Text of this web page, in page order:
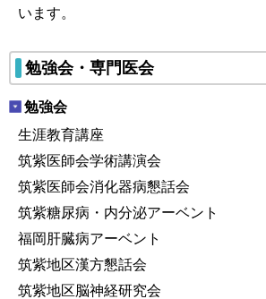
います。
勉強会・専門医会
勉強会
生涯教育講座
筑紫医師会学術講演会
筑紫医師会消化器病懇話会
筑紫糖尿病・内分泌アーベント
福岡肝臓病アーベント
筑紫地区漢方懇話会
筑紫地区脳神経研究会